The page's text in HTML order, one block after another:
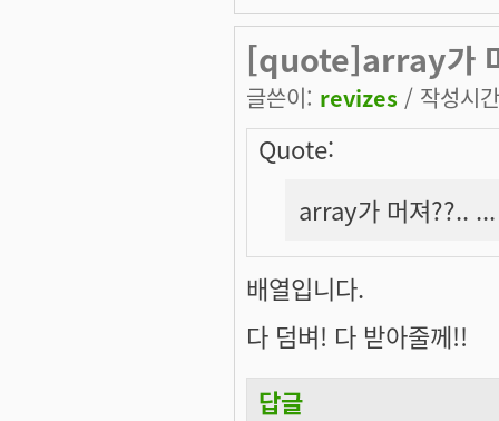
[quote]array가
글쓴이: revizes / 작성시
Quote:
array가 머져??..
배열입니다.
다 덤벼! 다 받아줄께!!
답글